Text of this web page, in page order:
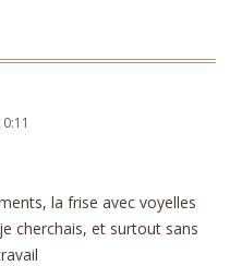
la frise avec voyelles
cherchais, et surtout sans